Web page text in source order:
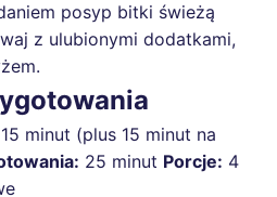
posyp bitki świeżą
z ulubionymi dodatkami,
15 minut (plus 15 minut na
25 minut Porcje: 4